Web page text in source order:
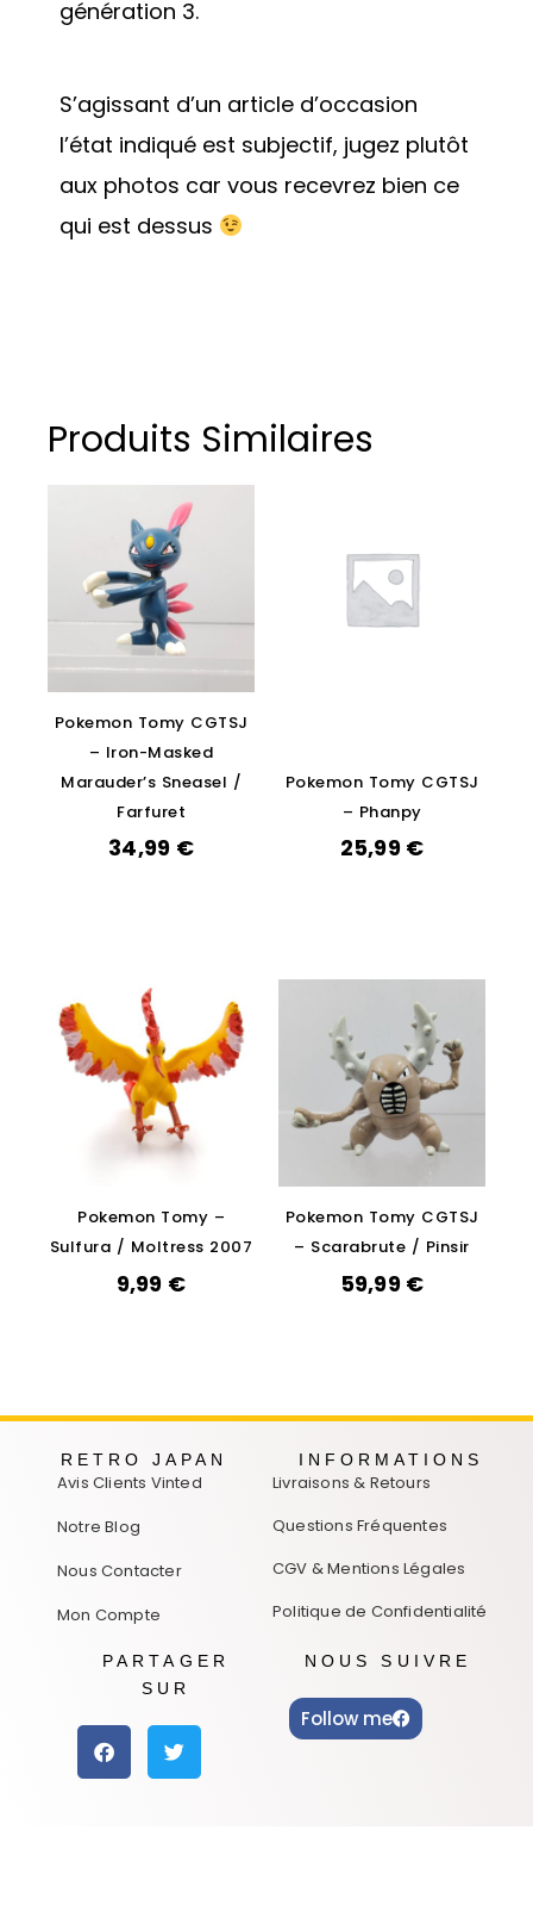
génération 3.
S’agissant d’un article d’occasion
l’état indiqué est subjectif, jugez plutôt
aux photos car vous recevrez bien ce
qui est dessus
Produits Similaires
Pokemon Tomy CGTSJ
– Iron-Masked
Marauder’s Sneasel /
Farfuret
34,99 €
Pokemon Tomy CGTSJ
– Phanpy
25,99 €
Pokemon Tomy –
Sulfura / Moltress 2007
9,99 €
Pokemon Tomy CGTSJ
– Scarabrute / Pinsir
59,99 €
RETRO JAPAN
Avis Clients Vinted
Notre Blog
Nous Contacter
Mon Compte
INFORMATIONS
Livraisons & Retours
Questions Fréquentes
CGV & Mentions Légales
Politique de Confidentialité
PARTAGER
SUR
NOUS SUIVRE
Follow me